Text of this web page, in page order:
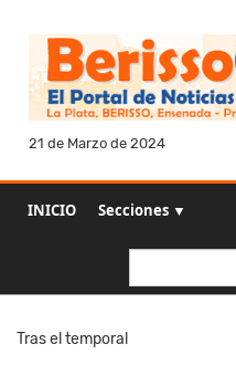
21 de Marzo de 2024
INICIO Secciones ▼
Tras el temporal